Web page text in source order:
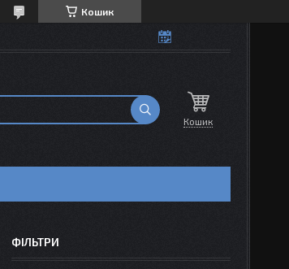
Кошик
Кошик
ФІЛЬТРИ